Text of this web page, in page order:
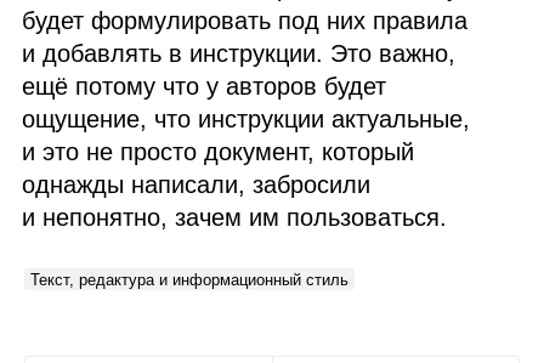
будет формулировать под них правила
и добавлять в инструкции. Это важно,
ещё потому что у авторов будет
ощущение, что инструкции актуальные,
и это не просто документ, который
однажды написали, забросили
и непонятно, зачем им пользоваться.
Текст, редактура и информационный стиль